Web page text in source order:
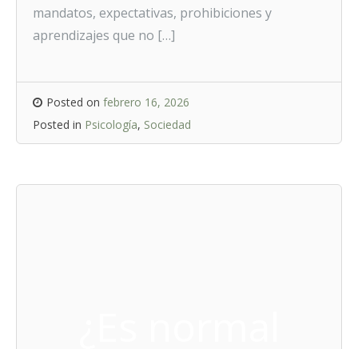
mandatos, expectativas, prohibiciones y
aprendizajes que no […]
Posted on febrero 16, 2026
Posted in Psicología, Sociedad